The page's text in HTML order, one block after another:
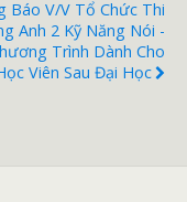
Báo V/v Tổ Chức Thi
Anh 2 Kỹ Năng Nói -
Trình Dành Cho
Viên Sau Đại Học